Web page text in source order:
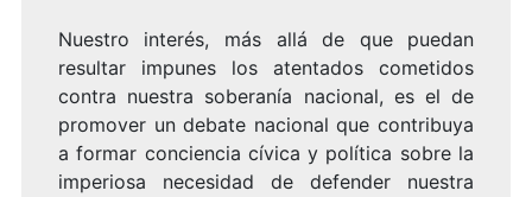
Nuestro interés, más allá de que puedan
resultar impunes los atentados cometidos
contra nuestra soberanía nacional, es el de
promover un debate nacional que contribuya
a formar conciencia cívica y política sobre la
imperiosa necesidad de defender nuestra